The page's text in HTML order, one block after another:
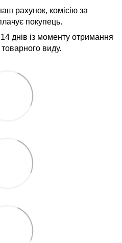
рахунок, комісію за
покупець.
днів із моменту отримання
виду.